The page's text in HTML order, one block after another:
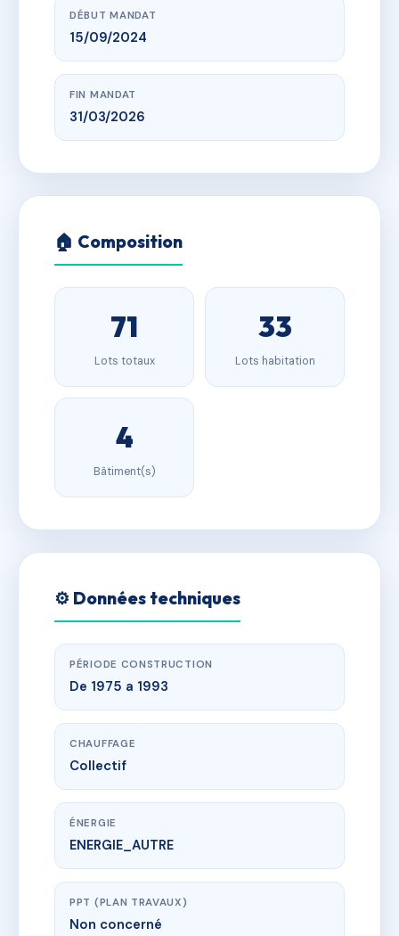
DÉBUT MANDAT
15/09/2024
FIN MANDAT
31/03/2026
🏠 Composition
71
Lots totaux
33
Lots habitation
4
Bâtiment(s)
⚙️ Données techniques
PÉRIODE CONSTRUCTION
De 1975 a 1993
CHAUFFAGE
Collectif
ÉNERGIE
ENERGIE_AUTRE
PPT (PLAN TRAVAUX)
Non concerné